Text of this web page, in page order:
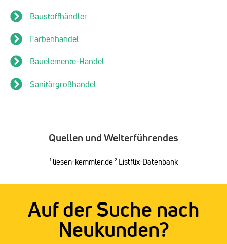
Baustoffhändler
Farbenhandel
Bauelemente-Handel
Sanitärgroßhandel
Quellen und Weiterführendes
¹liesen-kemmler.de² Listflix-Datenbank
Auf der Suche nach
Neukunden?